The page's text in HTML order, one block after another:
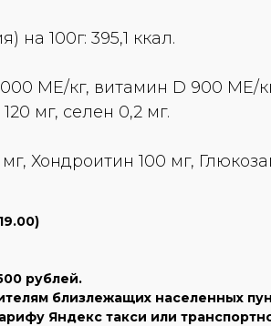
на 100г: 395,1 ккал.
ME/кг, витамин D 900 ME/
мг, селен 0,2 мг.
Хондроитин 100 мг,
рублей.
близлежащих населенных
Яндекс такси или